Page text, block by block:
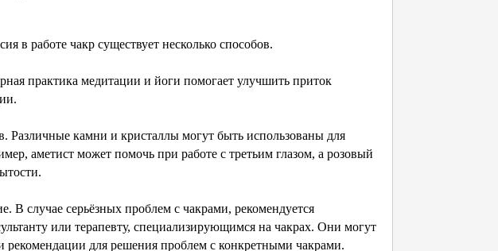
в работе чакр существует несколько способов.
практика медитации и йоги помогает улучшить приток
Различные камни и кристаллы могут быть использованы для
аметист может помочь при работе с третьим глазом, а розовый
В случае серьёзных проблем с чакрами, рекомендуется
или терапевту, специализирующимся на чакрах. Они могут
для решения проблем с конкретными чакрами.